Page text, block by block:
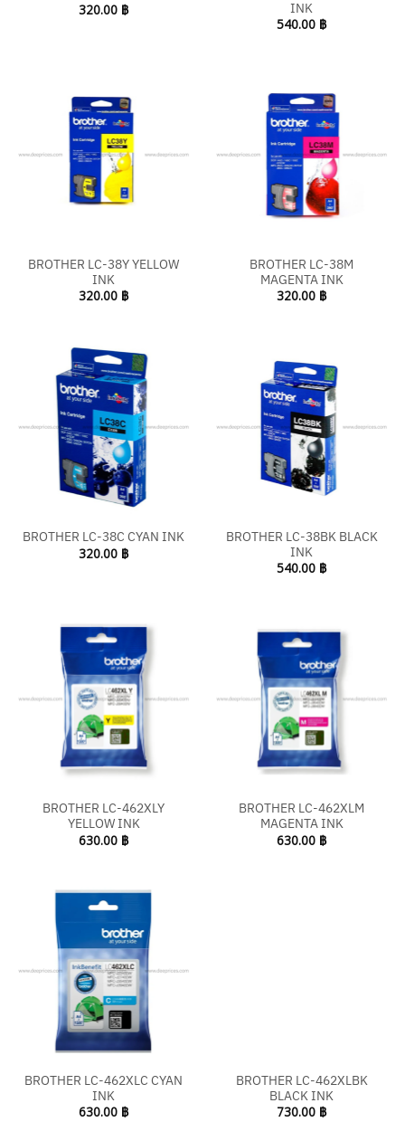
320.00 ฿
INK
540.00 ฿
BROTHER LC-38Y YELLOW
INK
320.00 ฿
BROTHER LC-38M
MAGENTA INK
320.00 ฿
BROTHER LC-38C CYAN INK
320.00 ฿
BROTHER LC-38BK BLACK
INK
540.00 ฿
BROTHER LC-462XLY
YELLOW INK
630.00 ฿
BROTHER LC-462XLM
MAGENTA INK
630.00 ฿
BROTHER LC-462XLC CYAN
INK
630.00 ฿
BROTHER LC-462XLBK
BLACK INK
730.00 ฿